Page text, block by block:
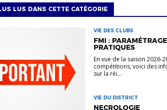
LUS DANS CETTE CATÉGORIE
VIE DES CLUBS
FMI :
PRATIQUES
En vue de la saison 2026-
compétitions, voici des
sur la réi...
VIE DU DISTRICT
NECROLOGIE